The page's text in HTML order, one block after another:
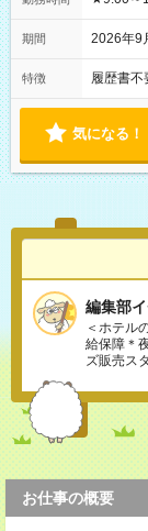
期間 2026年9
特徴 履歴書不
気になる！
編集部
＜ホテル
給保障＊
ズ販売ス
お仕事の概要